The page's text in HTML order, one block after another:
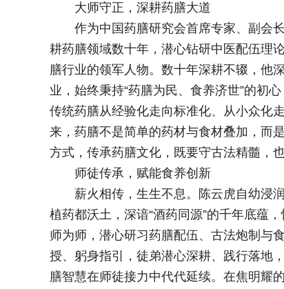
大师守正，深耕药膳大道
作为中国药膳研究会首席专家、副会
耕药膳领域数十年，潜心钻研中医配伍理
膳行业的领军人物。数十年深耕不辍，他
业，始终秉持“药膳为民、食养济世”的初
传统药膳从经验化走向标准化、从小众化
来，药膳不是简单的药材与食材叠加，而
方式，传承药膳文化，既要守古法精髓，
师徒传承，赋能食养创新
薪火相传，生生不息。陈云虎自幼浸
植药都沃土，深谙“酒药同源”的千年底蕴
师为师，潜心研习药膳配伍、古法炮制与
授、躬身指引，徒弟潜心深耕、践行落地
膳智慧在师徒接力中代代延续。在焦明耀